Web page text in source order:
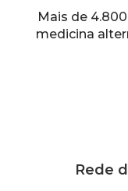
Mais de
medicina
Rede